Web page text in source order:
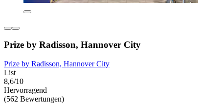
Prize by Radisson, Hannover City
Prize by Radisson, Hannover City
List
8,6/10
Hervorragend
(562 Bewertungen)